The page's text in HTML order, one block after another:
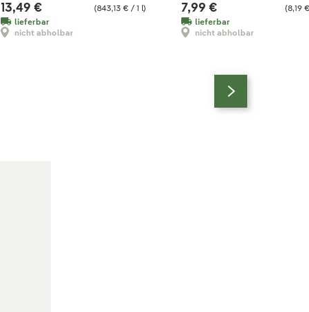
(843,13 € / 1 l)
13,49 €
lieferbar
nicht abholbar
(8,19
7,99 €
lieferbar
nicht abholbar